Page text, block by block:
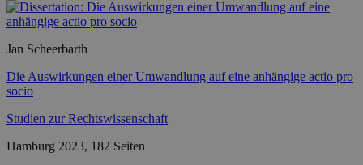
Jan Scheerbarth
Die Auswirkungen einer Umwandlung auf eine anhängige actio pro
socio
Studien zur Rechtswissenschaft
Hamburg 2023, 182 Seiten